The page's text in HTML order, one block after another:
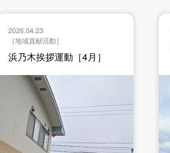
2026.04.23
［地域貢献活動］
浜乃木挨拶運動［4月］